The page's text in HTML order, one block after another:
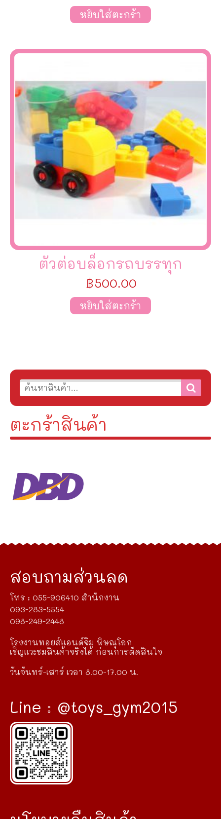
ตะกร้าสินค้า
หยิบใส่ตะกร้า
ตัวต่อบล็อกรถบรรทุก
฿500.00
หยิบใส่ตะกร้า
สอบถามส่วนลด
โทร : 055-906410 สำนักงาน
093-283-5554
098-249-2448
โรงงานทอยส์แอนด์จิม พิษณุโลก
เชิญแวะชมสินค้าจริงได้ ก่อนการตัดสินใจ
วันจันทร์-เสาร์ เวลา 8.00-17.00 น.
Line : @toys_gym2015